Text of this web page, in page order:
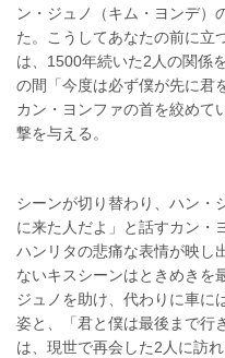
ン・ジュノ（キム・ヨンデ）
た。こうしてあなたの前に立
は、1500年続いた2人の関係
の間「今度は必ず僕が先に君
カン・ヨンファの首を絞めて
撃を与える。
シーンが切り替わり、ハン・
に来た人だよ」と話すカン・
ハンリタの悲痛な表情が映し
ないキスシーンはときめきを
ジュノを助け、代わりに車に
姿と、「君と僕は最後まで行
は、現世で再会した2人に訪